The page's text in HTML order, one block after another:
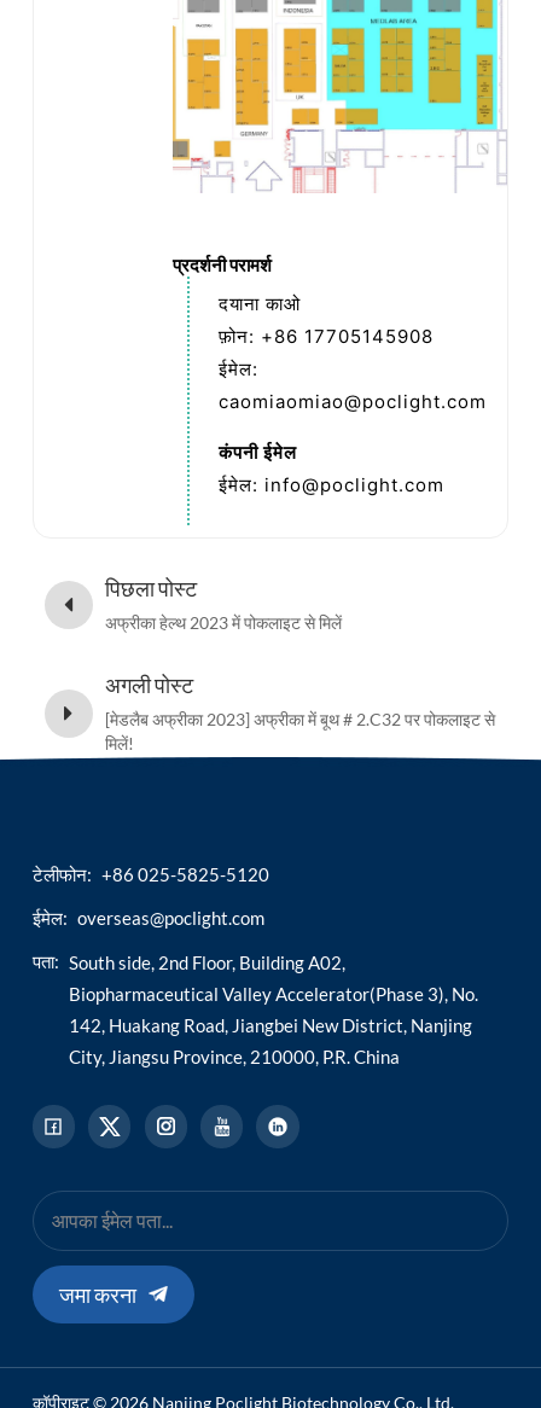
प्रदर्शनी परामर्श
दयाना काओ
फ़ोन: +86 17705145908
ईमेल:
caomiaomiao@poclight.com
कंपनी ईमेल
ईमेल: info@poclight.com
पिछला पोस्ट
अफ्रीका हेल्थ 2023 में पोकलाइट से मिलें
अगली पोस्ट
[मेडलैब अफ्रीका 2023] अफ्रीका में बूथ # 2.C32 पर पोकलाइट से
मिलें!
टेलीफोन: +86 025-5825-5120
ईमेल: overseas@poclight.com
पता: South side, 2nd Floor, Building A02,
Biopharmaceutical Valley Accelerator(Phase 3), No.
142, Huakang Road, Jiangbei New District, Nanjing
City, Jiangsu Province, 210000, P.R. China
जमा करना
कॉपीराइट © 2026 Nanjing Poclight Biotechnology Co., Ltd.